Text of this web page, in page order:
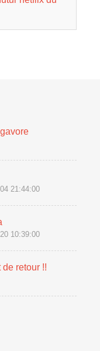
21:44:00
10:39:00
retour !!